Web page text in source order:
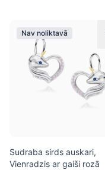
Nav noliktavā
Sudraba sirds auskari,
Vienradzis ar gaiši rozā